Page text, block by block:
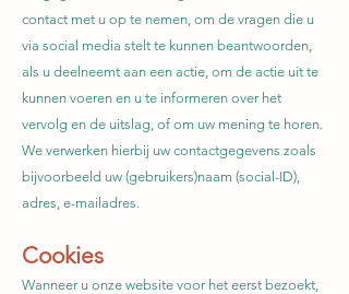
contact met u op te nemen, om de vragen die u
via social media stelt te kunnen beantwoorden,
als u deelneemt aan een actie, om de actie uit te
kunnen voeren en u te informeren over het
vervolg en de uitslag, of om uw mening te horen.
We verwerken hierbij uw contactgegevens zoals
bijvoorbeeld uw (gebruikers)naam (social-ID),
adres, e-mailadres.
Cookies
Wanneer u onze website voor het eerst bezoekt,